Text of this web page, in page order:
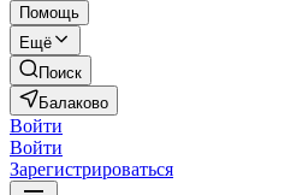
Помощь
Ещё
Поиск
Балаково
Войти
Войти
Зарегистрироваться